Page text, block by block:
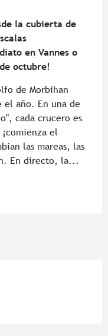
la cubierta de
en Vannes o
octubre!
de Morbihan
el año. En una de
cada crucero es
el
las mareas, las
En directo, la...